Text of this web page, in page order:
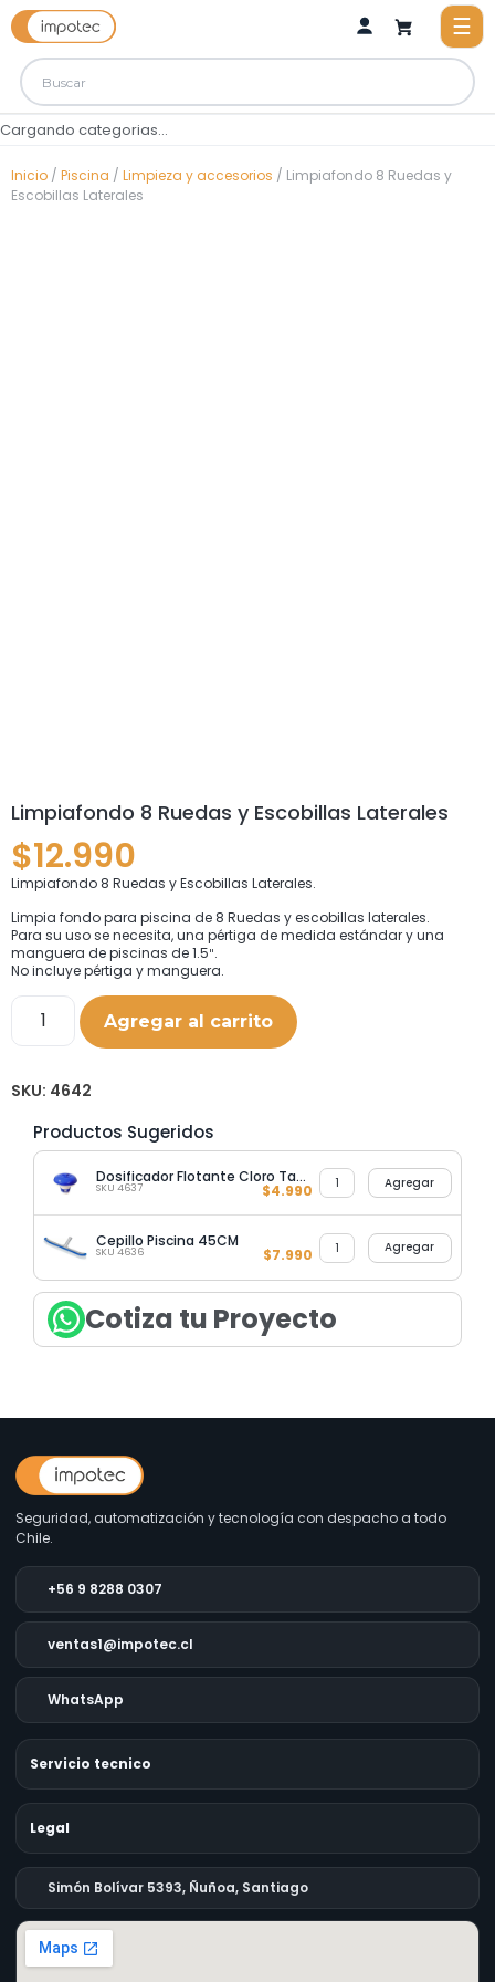
Cargando categorias...
Inicio / Piscina / Limpieza y accesorios / Limpiafondo 8 Ruedas y
Escobillas Laterales
Limpiafondo 8 Ruedas y Escobillas Laterales
$12.990
Limpiafondo 8 Ruedas y Escobillas Laterales.
Limpia fondo para piscina de 8 Ruedas y escobillas laterales.
Para su uso se necesita, una pértiga de medida estándar y una
manguera de piscinas de 1.5″.
No incluye pértiga y manguera.
Agregar al carrito
SKU: 4642
Productos Sugeridos
Dosificador Flotante Cloro Tabletas
SKU 4637 $4.990 Agregar
Cepillo Piscina 45CM
SKU 4636 $7.990 Agregar
Cotiza tu Proyecto
Seguridad, automatización y tecnología con despacho a todo
Chile.
+56 9 8288 0307
ventas1@impotec.cl
WhatsApp
Servicio tecnico
Legal
Simón Bolívar 5393, Ñuñoa, Santiago